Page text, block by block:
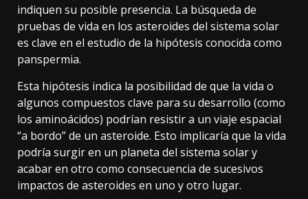
indiquen su posible presencia. La búsqueda de
pruebas de vida en los asteroides del sistema solar
es clave en el estudio de la hipótesis conocida como
panspermia.
Esta hipótesis indica la posibilidad de que la vida o
algunos compuestos clave para su desarrollo (como
los aminoácidos) podrían resistir a un viaje espacial
“a bordo” de un asteroide. Esto implicaría que la vida
podría surgir en un planeta del sistema solar y
acabar en otro como consecuencia de sucesivos
impactos de asteroides en uno y otro lugar.